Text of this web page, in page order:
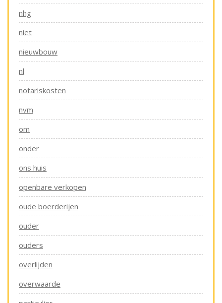
nhg
niet
nieuwbouw
nl
notariskosten
nvm
om
onder
ons huis
openbare verkopen
oude boerderijen
ouder
ouders
overlijden
overwaarde